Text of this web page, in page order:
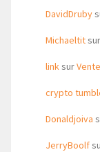
DavidDruby
Michaeltitsur
linksur
crypto
Donaldjoiva
JerryBoolf